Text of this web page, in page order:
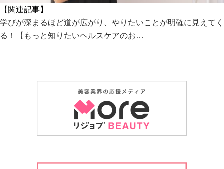
【関連記事】
学びが深まるほど道が広がり、やりたいことが明確に見えてく
る！【もっと知りたいヘルスケアのお…